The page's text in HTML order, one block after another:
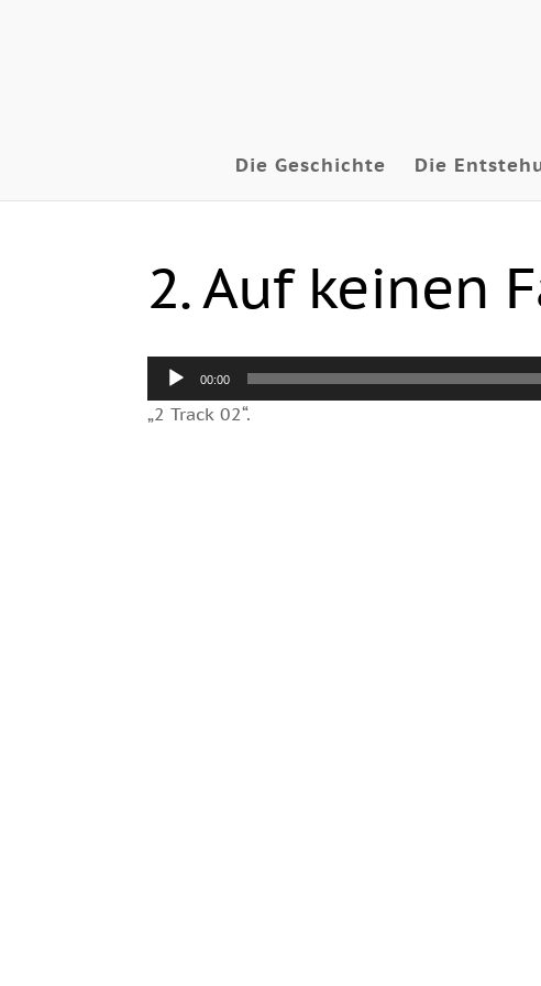
Die Geschichte Die
2. Auf keinen
Audio-
Player
00:00
„2 Track 02“.